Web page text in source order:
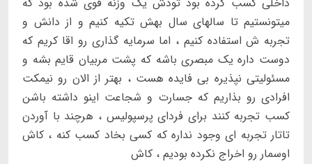
میتونستیم تا سالهای سال بهش تکیه کنیم و از دانش و
تجربه ش استفاده کنیم ، اما سرمایه گذاری رو اقا کریم که
دوست داره یک مبصری باشه که پشت مربیان قایم بشه و
مسئولیتی نپذیره بی فایده هست ، بهتر از الان رو نیمکت
افرادی رو بذاریم که جسارت و شجاعت اینو داشته باشن
کسب تجربه کنند برای فردای پرسپولیس ، هرچند با آوردن
تاتار تجربه ای وجود نداره که کسی بخاد کسب کنه ، کاش
اوسمار رو اخراج نکرده بودیم ، کاش